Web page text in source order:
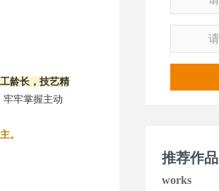
龄长，技艺精
牢牢掌握主动
。
推荐作品
works